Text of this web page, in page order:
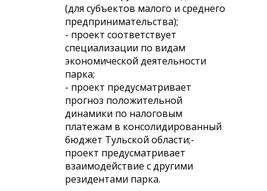
(для субъектов малого и среднего
предпринимательства);
- проект соответствует
специализации по видам
экономической деятельности
парка;
- проект предусматривает
прогноз положительной
динамики по налоговым
платежам в консолидированный
бюджет Тульской области;-
проект предусматривает
взаимодействие с другими
резидентами парка.